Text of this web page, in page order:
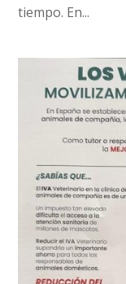
tiempo. En...